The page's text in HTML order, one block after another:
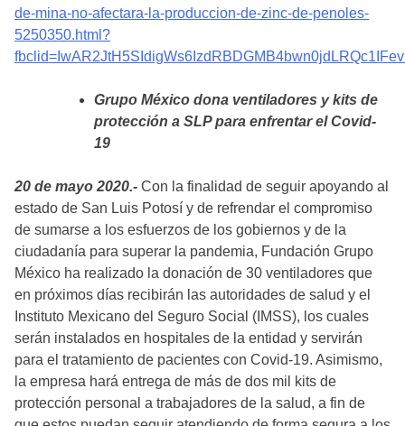
de-mina-no-afectara-la-produccion-de-zinc-de-penoles-
5250350.html?
Grupo México dona ventiladores y kits de
protección a SLP para enfrentar el Covid-
19
20 de mayo 2020.- Con la finalidad de seguir apoyando al
estado de San Luis Potosí y de refrendar el compromiso
de sumarse a los esfuerzos de los gobiernos y de la
ciudadanía para superar la pandemia, Fundación Grupo
México ha realizado la donación de 30 ventiladores que
en próximos días recibirán las autoridades de salud y el
Instituto Mexicano del Seguro Social (IMSS), los cuales
serán instalados en hospitales de la entidad y servirán
para el tratamiento de pacientes con Covid-19. Asimismo,
la empresa hará entrega de más de dos mil kits de
protección personal a trabajadores de la salud, a fin de